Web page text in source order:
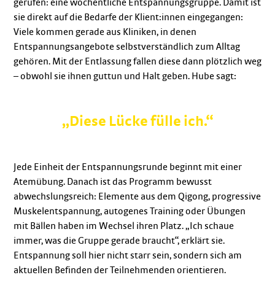
gerufen: eine wöchentliche Entspannungsgruppe. Damit ist
sie direkt auf die Bedarfe der Klient:innen eingegangen:
Viele kommen gerade aus Kliniken, in denen
Entspannungsangebote selbstverständlich zum Alltag
gehören. Mit der Entlassung fallen diese dann plötzlich weg
– obwohl sie ihnen guttun und Halt geben. Hube sagt:
„Diese Lücke fülle ich.“
Jede Einheit der Entspannungsrunde beginnt mit einer
Atemübung. Danach ist das Programm bewusst
abwechslungsreich: Elemente aus dem Qigong, progressive
Muskelentspannung, autogenes Training oder Übungen
mit Bällen haben im Wechsel ihren Platz. „Ich schaue
immer, was die Gruppe gerade braucht“, erklärt sie.
Entspannung soll hier nicht starr sein, sondern sich am
aktuellen Befinden der Teilnehmenden orientieren.